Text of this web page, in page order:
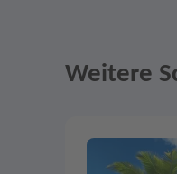
Weitere